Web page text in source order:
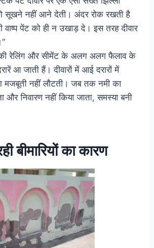
सूखने नहीं आने देती। अंदर रोक रखती है
पेंट को ही न उखाड़ दे। इस तरह दीवार
की रेलिंग और सीमेंट के अलग अलग फैलाव के
आ जाती हैं। दीवारों में आई दरारों में
मजबूती नहीं लौटती। जब तक नमी का
और निवारण नहीं किया जाता, समस्या बनी
बीमारियों का कारण